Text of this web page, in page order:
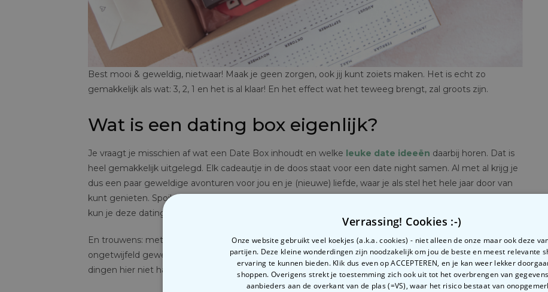
Best mooi & geweldig, nietwaar! Maak je geen zorgen, ook jij kunt zoiets maken. Het is echt zo
gemakkelijk als wat: 3, 2, 1 en het is al klaar! En het effect wat het teweeg brengt, zal groots zijn.
Wat is een dating box eigenlijk?
Je vraagt je misschien af wat een Date Box inhoudt en welke leuke date ideeën daarbij horen. Dat is
heel gemakkelijk uitgelegd. Elk cadeautje in de doos staat voor een date night samen. Al met al krijg je
dus een paar geweldige avonturen voor jou en je (nieuwe) liefde, waar je als stel het hele jaar door van
kunt genieten. Spoiler: als dat geen fantastisch cadeau is voor Valentijnsdag… 😉💘 Maar ook na Valentijn
kun je deze dating box maken en geven natuurlijk.
En trouwens: met deze liefdevol ontworpen doos geef je een extra portie liefde weg, naast de
ongetwijfeld geweldige inhoud. Want je weet: als je het doet, doe het dan ook goed. We doen de
dingen hier niet half. 💪
Verrassing! Cookies :-)
Onze website gebruikt veel koekjes (a.k.a. cookies) - niet alleen de onze maar ook deze
partijen. Deze kleine wonderdingen zijn noodzakelijk om jou de beste en meest relevante
ervaring te kunnen bieden. Klik dus even op ACCEPTEREN, en je kan weer lekker
shoppen. Overigens strekt je toestemming zich ook uit tot het overbrengen van
aanbieders aan de overkant van de plas (=VS), waar het risico bestaat van